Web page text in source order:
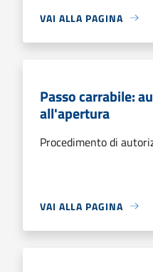
VAI ALLA PAGINA
Passo carrabile:
all'apertura
Procedimento di
VAI ALLA PAGINA